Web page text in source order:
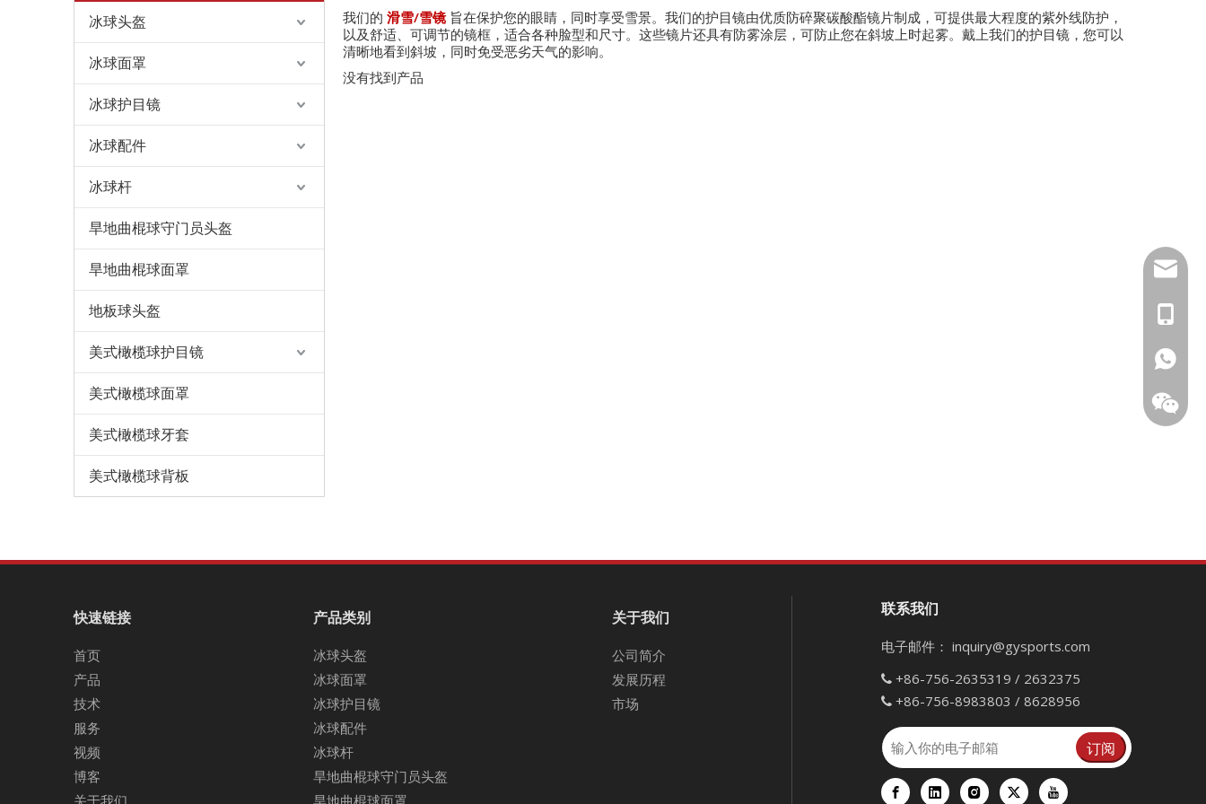
冰球头盔
冰球面罩
冰球护目镜
冰球配件
冰球杆
旱地曲棍球守门员头盔
旱地曲棍球面罩
地板球头盔
美式橄榄球护目镜
美式橄榄球面罩
美式橄榄球牙套
美式橄榄球背板
我们的 滑雪/雪镜旨在保护您的眼睛，同时享受雪景。我们的护目镜由优质防碎聚碳酸酯镜片制成，可提供最大程度的紫外线防护，
以及舒适、可调节的镜框，适合各种脸型和尺寸。这些镜片还具有防雾涂层，可防止您在斜坡上时起雾。戴上我们的护目镜，您可以
清晰地看到斜坡，同时免受恶劣天气的影响。
没有找到产品
快速链接
首页
产品
技术
服务
视频
博客
关于我们
产品类别
冰球头盔
冰球面罩
冰球护目镜
冰球配件
冰球杆
旱地曲棍球守门员头盔
旱地曲棍球面罩
关于我们
公司简介
发展历程
市场
联系我们
电子邮件： inquiry@gysports.com
 +86-756-2635319 / 2632375
 +86-756-8983803 / 8628956
订阅
+1